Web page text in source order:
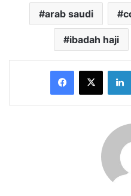
arab saudi
ibadah haji
Facebook
X